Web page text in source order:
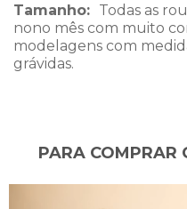
Tamanho: Todas as
nono mês com muito
modelagens com
grávidas.
PARA COMPRAR